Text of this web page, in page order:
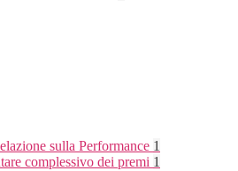
sulla Performance 1
complessivo dei premi 1